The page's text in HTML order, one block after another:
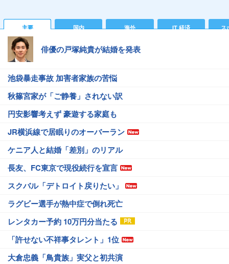
主要 国内 海外 IT 経済 ス
俳優の戸塚純貴が結婚を発表
池袋暴走事故 加害者家族の苦悩
秋篠宮家が「ご静養」されない訳
円安影響考えず 豪遊する家庭も
JR横浜線で居眠りのオーバーラン
ケニア人と結婚「差別」のリアル
長友、FC東京で現役続行を宣言
スクバル「デトロイト戻りたい」
ラグビー選手が熱中症で倒れ死亡
レンタカー予約 10万円分当たる
「許せない不祥事タレント」1位
大倉忠義「鳥貴族」実父と初共演